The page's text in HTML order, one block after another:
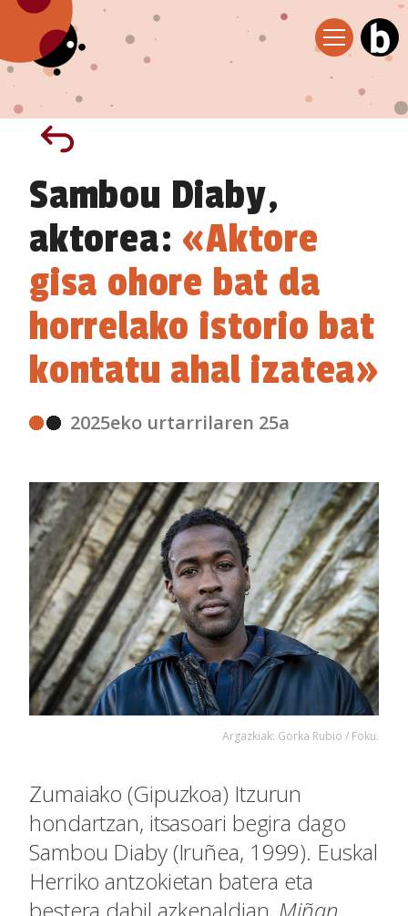
Sambou Diaby,
aktorea: «Aktore
gisa ohore bat da
horrelako istorio bat
kontatu ahal izatea»
2025eko urtarrilaren 25a
Argazkiak: Gorka Rubio / Foku.
Zumaiako (Gipuzkoa) Itzurun
hondartzan, itsasoari begira dago
Sambou Diaby (Iruñea, 1999). Euskal
Herriko antzokietan batera eta